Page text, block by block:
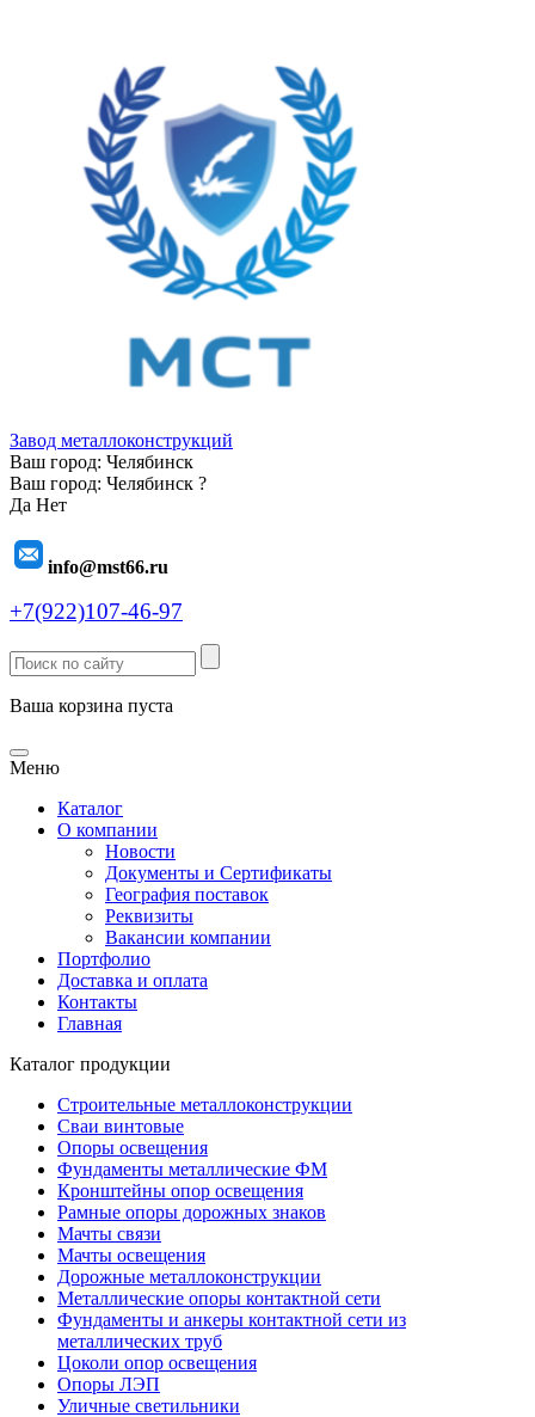
Завод металлоконструкций
Ваш город: Челябинск
Ваш город: Челябинск ?
Да Нет
info@mst66.ru
+7(922)107-46-97
Ваша корзина пуста
Меню
Каталог
О компании
Новости
Документы и Сертификаты
География поставок
Реквизиты
Вакансии компании
Портфолио
Доставка и оплата
Контакты
Главная
Каталог продукции
Строительные металлоконструкции
Сваи винтовые
Опоры освещения
Фундаменты металлические ФМ
Кронштейны опор освещения
Рамные опоры дорожных знаков
Мачты связи
Мачты освещения
Дорожные металлоконструкции
Металлические опоры контактной сети
Фундаменты и анкеры контактной сети из
металлических труб
Цоколи опор освещения
Опоры ЛЭП
Уличные светильники